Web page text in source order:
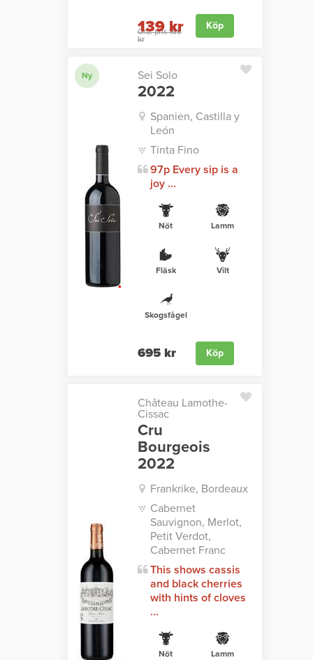
Ord. pris 169
kr
139 kr Köp
Ny Sei Solo
2022
Spanien, Castilla y
León
Tinta Fino
97p Every sip is a
joy ...
Nöt Lamm
Fläsk Vilt
Skogsfågel
695 kr Köp
Château Lamothe-
Cissac
Cru
Bourgeois
2022
Frankrike, Bordeaux
Cabernet
Sauvignon, Merlot,
Petit Verdot,
Cabernet Franc
This shows cassis
and black cherries
with hints of cloves
...
Nöt Lamm